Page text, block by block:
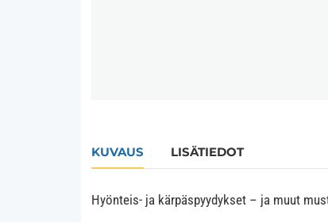
KUVAUS LISÄTIEDOT
Hyönteis- ja kärpäspyydykset – ja muut